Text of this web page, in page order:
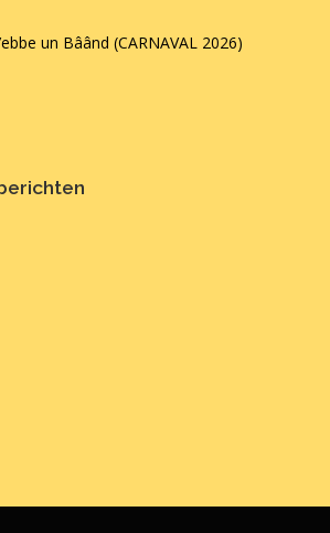
un Bâând (CARNAVAL 2026)